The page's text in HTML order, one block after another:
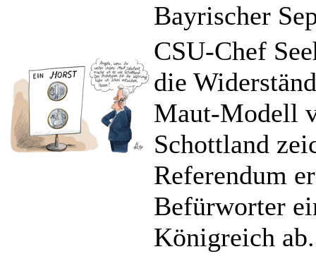
Bayrischer
CSU-Chef
die
Maut-Modell
Schottland
Referendum
Befürworter
Königreich ab.